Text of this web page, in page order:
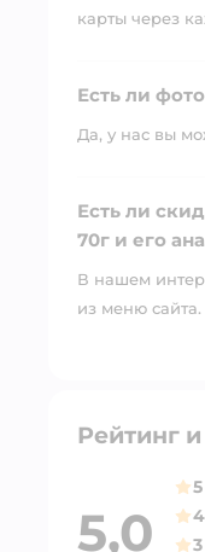
карты через
Есть ли
Да, у нас вы
Есть ли
70г и его
В нашем
из меню сайта.
Рейтинг
5,0
5
4
3